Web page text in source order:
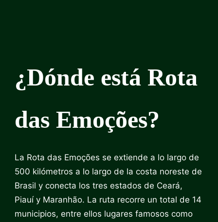
¿Dónde está Rota
das Emoções?
La Rota das Emoções se extiende a lo largo de
500 kilómetros a lo largo de la costa noreste de
Brasil y conecta los tres estados de Ceará,
Piauí y Maranhão. La ruta recorre un total de 14
municipios, entre ellos lugares famosos como